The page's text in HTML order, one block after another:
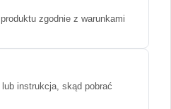
zgodnie z warunkami
instrukcja, skąd pobrać